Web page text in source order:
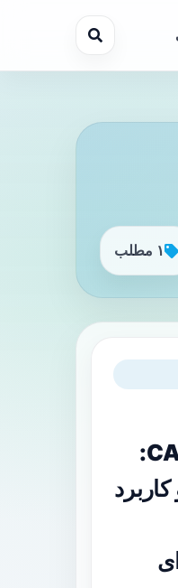
۱ مطلب
CADSS (CADSS‑SF):